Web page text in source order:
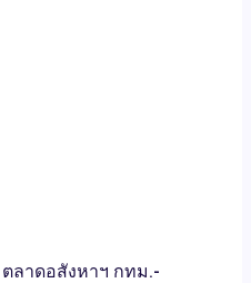
ตลาดอสังหาฯ กทม.-